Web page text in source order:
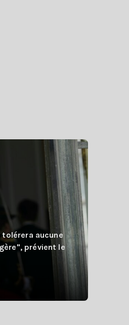
tolérera aucune
prévient le